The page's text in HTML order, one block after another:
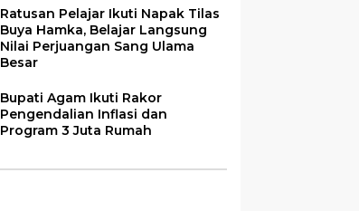
Ratusan Pelajar Ikuti Napak Tilas
Buya Hamka, Belajar Langsung
Nilai Perjuangan Sang Ulama
Besar
Bupati Agam Ikuti Rakor
Pengendalian Inflasi dan
Program 3 Juta Rumah